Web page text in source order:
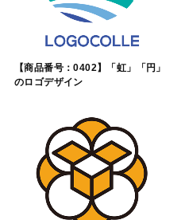
【商品番号：0402】「虹」「円」
のロゴデザイン